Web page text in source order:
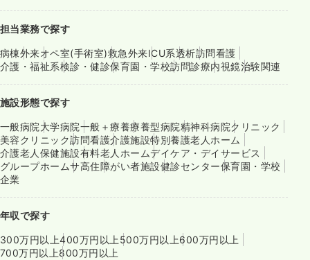
担当業務で探す
病棟外来オペ室(手術室)救急外来ICU系透析訪問看護
介護・福祉系検診・健診保育園・学校訪問診療内視鏡治験関連
施設形態で探す
一般病院大学病院一般＋療養療養型病院精神科病院クリニック
美容クリニック訪問看護介護施設特別養護老人ホーム
介護老人保健施設有料老人ホームデイケア・デイサービス
グループホームサ高住障がい者施設健診センター保育園・学校
企業
年収で探す
300万円以上400万円以上 500万円以上600万円以上
700万円以上800万円以上